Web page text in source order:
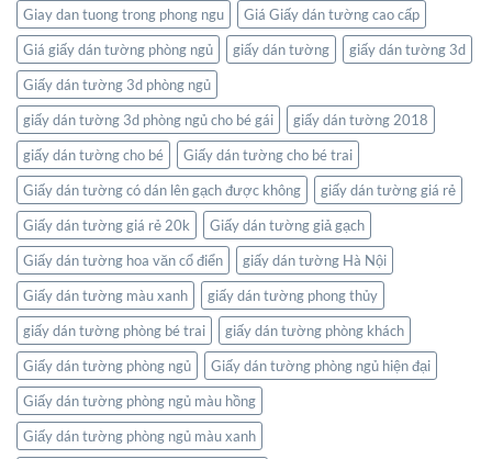
ngay
trong
không
gian
sống
của
bạn
Giay dan tuong trong phong ngu
Giá Giấy dán tường cao cấp
Giá giấy dán tường phòng ngủ
giấy dán tường
giấy dán tường 3d
Giấy dán tường 3d phòng ngủ
giấy dán tường 3d phòng ngủ cho bé gái
giấy dán tường 2018
giấy dán tường cho bé
Giấy dán tường cho bé trai
Giấy dán tường có dán lên gạch được không
giấy dán tường giá rẻ
Giấy dán tường giá rẻ 20k
Giấy dán tường giả gạch
Giấy dán tường hoa văn cổ điển
giấy dán tường Hà Nội
Giấy dán tường màu xanh
giấy dán tường phong thủy
giấy dán tường phòng bé trai
giấy dán tường phòng khách
Giấy dán tường phòng ngủ
Giấy dán tường phòng ngủ hiện đại
Giấy dán tường phòng ngủ màu hồng
Giấy dán tường phòng ngủ màu xanh